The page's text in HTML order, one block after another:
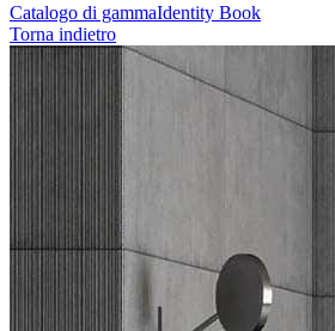
Catalogo di gammaIdentity Book
Torna indietro